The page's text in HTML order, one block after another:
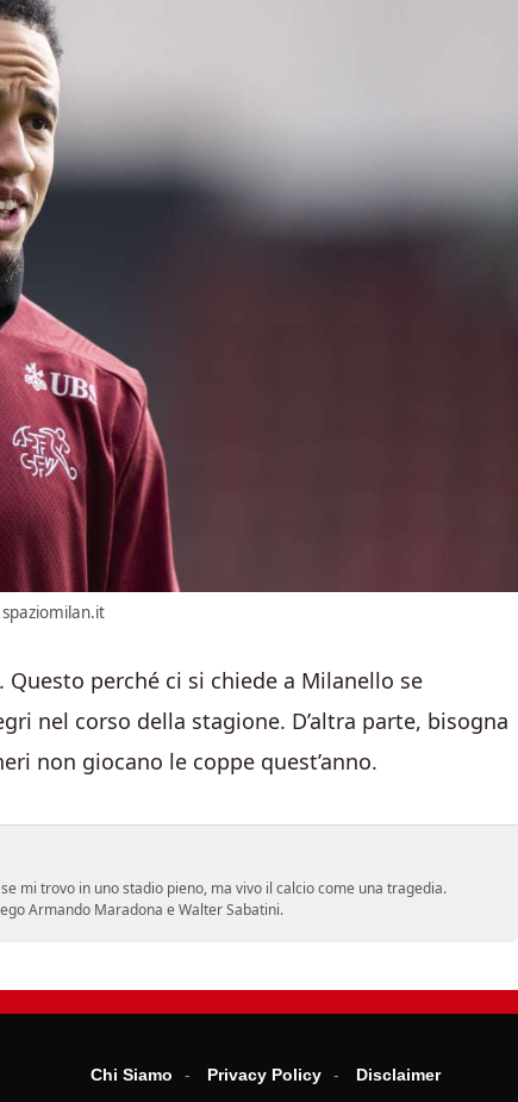
spaziomilan.it
perché ci si chiede a Milanello se
nel corso della stagione. D’altra parte, bisogna
non giocano le coppe quest’anno.
mi trovo in uno stadio pieno, ma vivo il calcio come una tragedia.
Armando Maradona e Walter Sabatini.
Chi Siamo Privacy Policy Disclaimer